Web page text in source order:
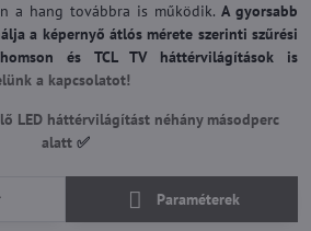
a hang továbbra is működik. A gyorsabb
a képernyő átlós mérete szerinti szűrési
és TCL TV háttérvilágítások is
a kapcsolatot!
LED háttérvilágítást néhány másodperc
alatt ✅
Paraméterek